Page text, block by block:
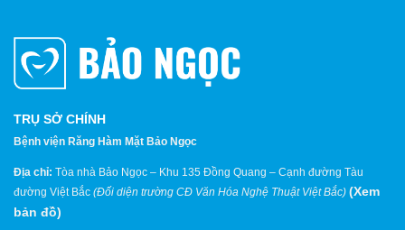
TRỤ SỞ CHÍNH
Bệnh viện Răng Hàm Mặt Bảo Ngọc
Địa chỉ: Tòa nhà Bảo Ngọc – Khu 135 Đồng Quang – Cạnh đường Tàu
đường Việt Bắc (Đối diện trường CĐ Văn Hóa Nghệ Thuật Việt Bắc) (Xem
bản đồ)